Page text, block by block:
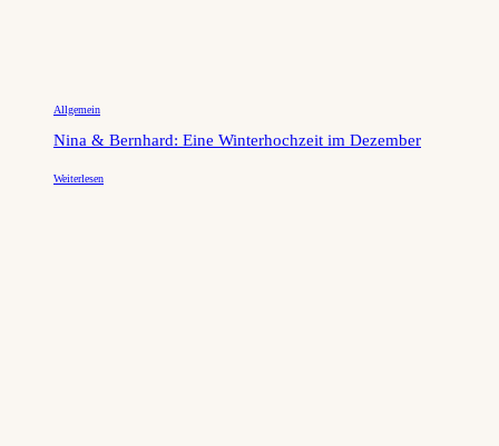
Allgemein
Nina & Bernhard: Eine Winterhochzeit im Dezember
Weiterlesen